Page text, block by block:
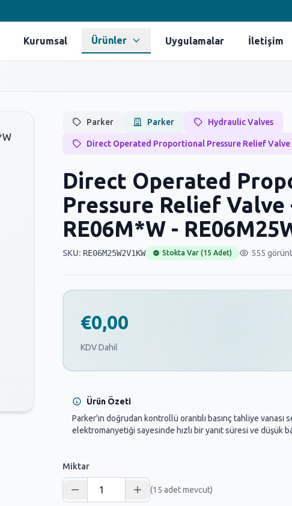
Kurumsal Ürünler Uygulamalar İletişim
Parker Parker Hydraulic Valves
Direct Operated Proportional Pressure Relief Valve
Direct Operated
Pressure Relief Valve
RE06M*W -
SKU: RE06M25W2V1KW Stokta Var (15 Adet) 555
€0,00
KDV Dahil
Ürün Özeti
Parker'ın doğrudan kontrollü orantılı basınç tahliye vanası
elektromanyetiği sayesinde hızlı bir yanıt süresi ve düşük
Miktar
(15 adet mevcut)